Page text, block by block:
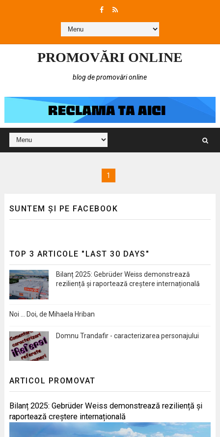
PROMOVĂRI ONLINE
blog de promovări online
1
SUNTEM ȘI PE FACEBOOK
TOP 3 ARTICOLE "LAST 30 DAYS"
Bilanț 2025: Gebrüder Weiss demonstrează
reziliență și raportează creștere internațională
Noi … Doi, de Mihaela Hriban
Domnu Trandafir - caracterizarea personajului
ARTICOL PROMOVAT
Bilanț 2025: Gebrüder Weiss demonstrează reziliență și
raportează creștere internațională